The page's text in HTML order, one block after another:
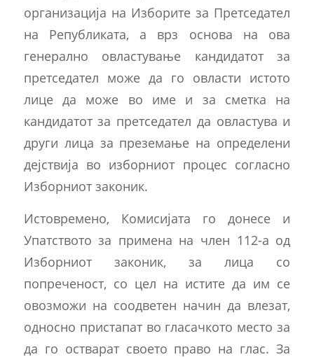
организација на Изборите за Претседател
на Републиката, а врз основа на ова
генерално овластување кандидатот за
претседател може да го овласти истото
лице да може во име и за сметка на
кандидатот за претседател да овластува и
други лица за преземање на определени
дејствија во изборниот процес согласно
Изборниот законик.
Истовремено, Комисијата го донесе и
Упатството за примена на член 112-а од
Изборниот законик, за лица со
попреченост, со цел на истите да им се
овозможи на соодветен начин да влезат,
односно пристапат во гласачкото место за
да го остварат своето право на глас. За